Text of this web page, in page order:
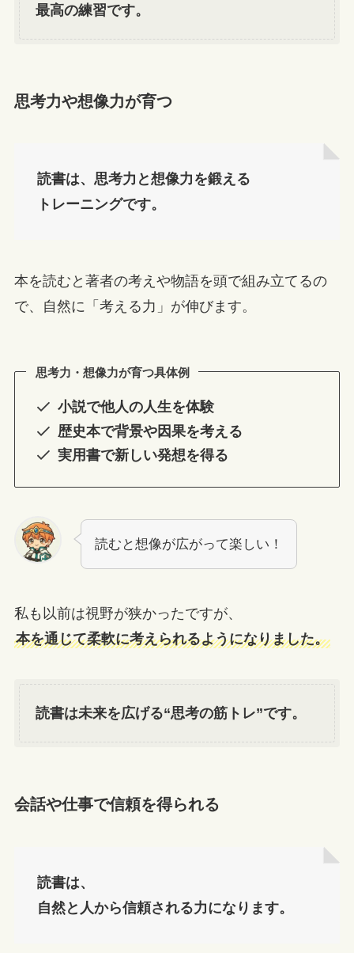
最高の練習です。
思考力や想像力が育つ
読書は、思考力と想像力を鍛える
トレーニングです。
本を読むと著者の考えや物語を頭で組み立てるの
で、自然に「考える力」が伸びます。
思考力・想像力が育つ具体例
小説で他人の人生を体験
歴史本で背景や因果を考える
実用書で新しい発想を得る
読むと想像が広がって楽しい！
私も以前は視野が狭かったですが、
本を通じて柔軟に考えられるようになりました。
読書は未来を広げる“思考の筋トレ”です。
会話や仕事で信頼を得られる
読書は、
自然と人から信頼される力になります。